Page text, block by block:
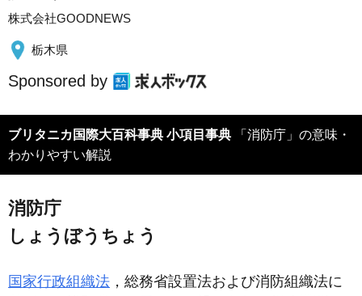
株式会社GOODNEWS
栃木県
Sponsored by
ブリタニカ国際大百科事典 小項目事典 「消防庁」の意味・
わかりやすい解説
消防庁
しょうぼうちょう
国家行政組織法 ，総務省設置法および消防組織法に